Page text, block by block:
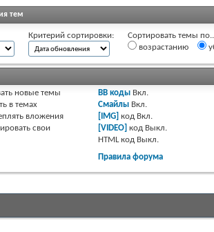
тем
Критерий сортировки:
Сортировать темы
возрастанию
новые темы
в темах
вложения
свои
BB коды Вкл.
Смайлы Вкл.
[IMG] код Вкл.
[VIDEO] код Выкл.
HTML код Выкл.
Правила форума